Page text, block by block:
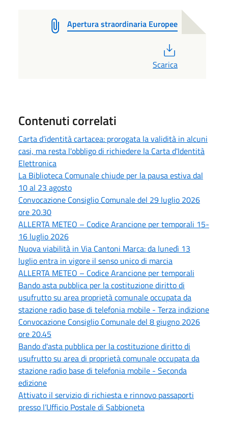
Apertura straordinaria Europee
Scarica
Contenuti correlati
Carta d’identità cartacea: prorogata la validità in alcuni
casi, ma resta l'obbligo di richiedere la Carta d'Identità
Elettronica
La Biblioteca Comunale chiude per la pausa estiva dal
10 al 23 agosto
Convocazione Consiglio Comunale del 29 luglio 2026
ore 20.30
ALLERTA METEO – Codice Arancione per temporali 15-
16 luglio 2026
Nuova viabilità in Via Cantoni Marca: da lunedì 13
luglio entra in vigore il senso unico di marcia
ALLERTA METEO – Codice Arancione per temporali
Bando asta pubblica per la costituzione diritto di
usufrutto su area proprietà comunale occupata da
stazione radio base di telefonia mobile - Terza indizione
Convocazione Consiglio Comunale del 8 giugno 2026
ore 20.45
Bando d'asta pubblica per la costituzione diritto di
usufrutto su area di proprietà comunale occupata da
stazione radio base di telefonia mobile - Seconda
edizione
Attivato il servizio di richiesta e rinnovo passaporti
presso l’Ufficio Postale di Sabbioneta